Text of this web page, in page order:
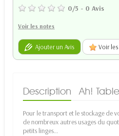
0/5 - 0 Avis
Voir les notes
Ajouter un Avis Voir les
Description Ah!
Pour le transport et le stockage de
de nombreux autres usages du
petits linges…